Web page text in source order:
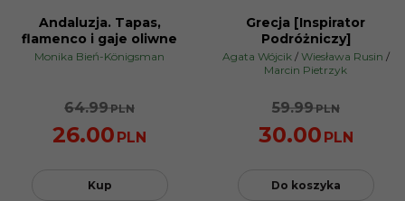
PROMOCJA
Andaluzja. Tapas,
flamenco i gaje oliwne
Monika Bień-Königsman
64.99PLN
26.00 PLN
Kup
PROMOCJA
Grecja [Inspirator
Podróżniczy]
Agata Wójcik / Wiesława Rusin /
Marcin Pietrzyk
59.99PLN
30.00 PLN
Do koszyka